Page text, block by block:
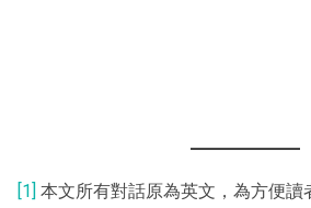
[1] 本文所有對話原為英文，為方便讀